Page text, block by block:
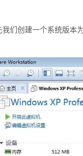
们创建一个系统版本